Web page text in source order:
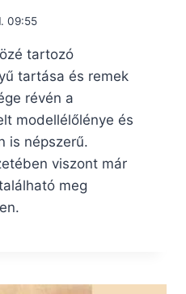
09:55
tartozó
tartása és remek
révén a
modellélőlénye és
is népszerű.
viszont már
meg